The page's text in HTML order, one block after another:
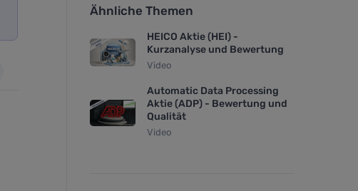
Ähnliche Themen
HEICO Aktie (HEI) -
Kurzanalyse und Bewertung
Video
Automatic Data Processing
Aktie (ADP) - Bewertung und
Qualität
Video